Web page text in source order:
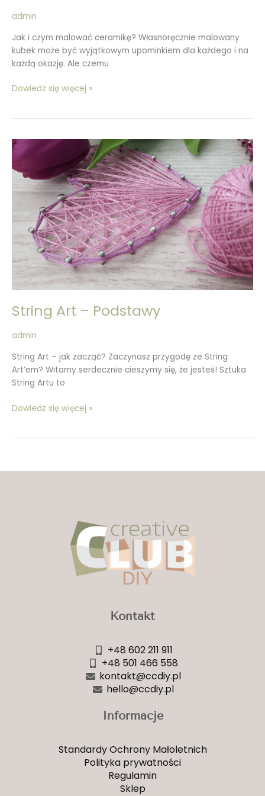
admin
Jak i czym malować ceramikę? Własnoręcznie malowany
kubek może być wyjątkowym upominkiem dla każdego i na
każdą okazję. Ale czemu
Dowiedz się więcej »
String Art – Podstawy
admin
String Art – jak zacząć? Zaczynasz przygodę ze String
Art’em? Witamy serdecznie cieszymy się, że jesteś! Sztuka
String Artu to
String
Art
–
Podstawy
Dowiedz się więcej »
Kontakt
+48 602 211 911
+48 501 466 558
kontakt@ccdiy.pl
hello@ccdiy.pl
Informacje
Standardy Ochrony Małoletnich
Polityka prywatności
Regulamin
Sklep